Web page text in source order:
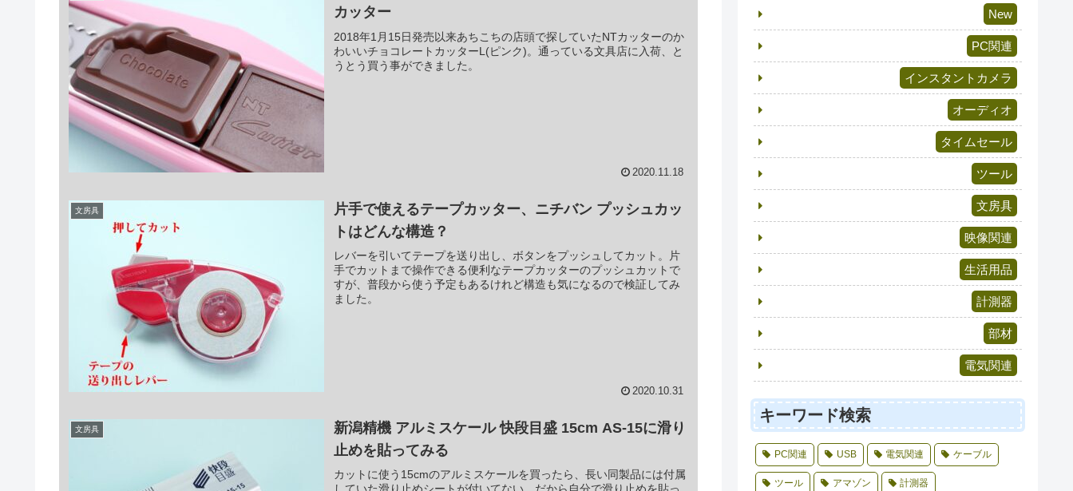
カッター
2018年1月15日発売以来あちこちの店頭で探していたNTカッターのか
わいいチョコレートカッターL(ピンク)。通っている文具店に入荷、と
うとう買う事ができました。
2020.11.18
文房具
片手で使えるテープカッター、ニチバン プッシュカッ
トはどんな構造？
レバーを引いてテープを送り出し、ボタンをプッシュしてカット。片
手でカットまで操作できる便利なテープカッターのプッシュカットで
すが、普段から使う予定もあるけれど構造も気になるので検証してみ
ました。
2020.10.31
文房具
新潟精機 アルミスケール 快段目盛 15cm AS-15に滑り
止めを貼ってみる
カットに使う15cmのアルミスケールを買ったら、長い同製品には付属
New
PC関連
インスタントカメラ
オーディオ
タイムセール
ツール
文房具
映像関連
生活用品
計測器
部材
電気関連
キーワード検索
PC関連 USB 電気関連 ケーブル
ツール アマゾン 計測器